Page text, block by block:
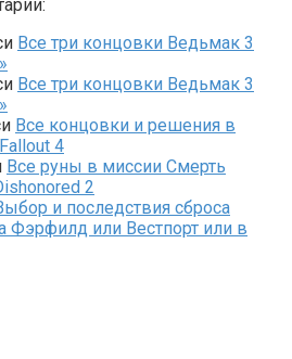
Все три концовки Ведьмак 3
Все три концовки Ведьмак 3
Все концовки и решения в
4
Все руны в миссии Смерть
2
и последствия сброса
Фэрфилд или Вестпорт или в